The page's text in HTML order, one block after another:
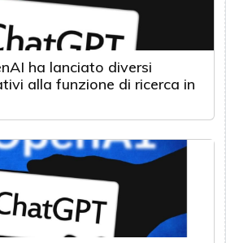
ha lanciato diversi
alla funzione di ricerca in